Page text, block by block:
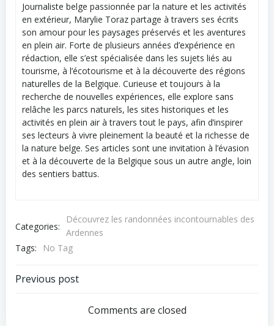
Journaliste belge passionnée par la nature et les activités
en extérieur, Marylie Toraz partage à travers ses écrits
son amour pour les paysages préservés et les aventures
en plein air. Forte de plusieurs années d’expérience en
rédaction, elle s’est spécialisée dans les sujets liés au
tourisme, à l’écotourisme et à la découverte des régions
naturelles de la Belgique. Curieuse et toujours à la
recherche de nouvelles expériences, elle explore sans
relâche les parcs naturels, les sites historiques et les
activités en plein air à travers tout le pays, afin d’inspirer
ses lecteurs à vivre pleinement la beauté et la richesse de
la nature belge. Ses articles sont une invitation à l’évasion
et à la découverte de la Belgique sous un autre angle, loin
des sentiers battus.
Categories:
Découvrez les randonnées incontournables des
Ardennes
Tags:
No Tag
Navigation
Previous post
Comments are closed